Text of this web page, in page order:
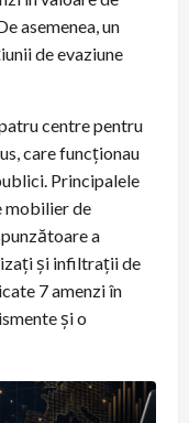
asemenea, un
de evaziune
centre pentru
care funcționau
Principalele
mobilier de
a
și infiltrații de
7 amenzi în
și o